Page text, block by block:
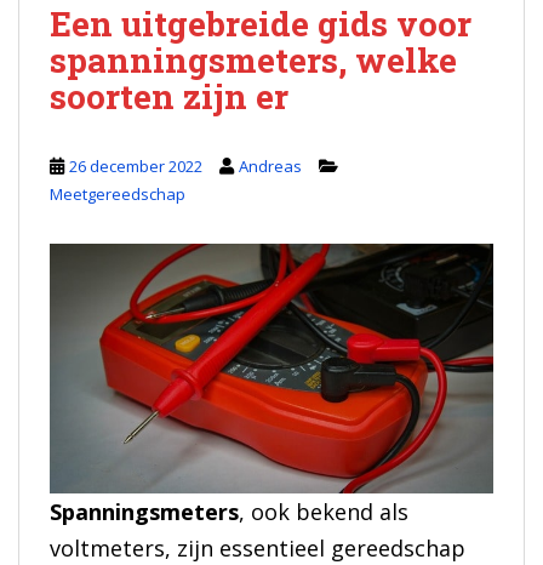
Een uitgebreide gids voor
spanningsmeters, welke
soorten zijn er
26 december 2022
Andreas
Meetgereedschap
Spanningsmeters, ook bekend als
voltmeters, zijn essentieel gereedschap